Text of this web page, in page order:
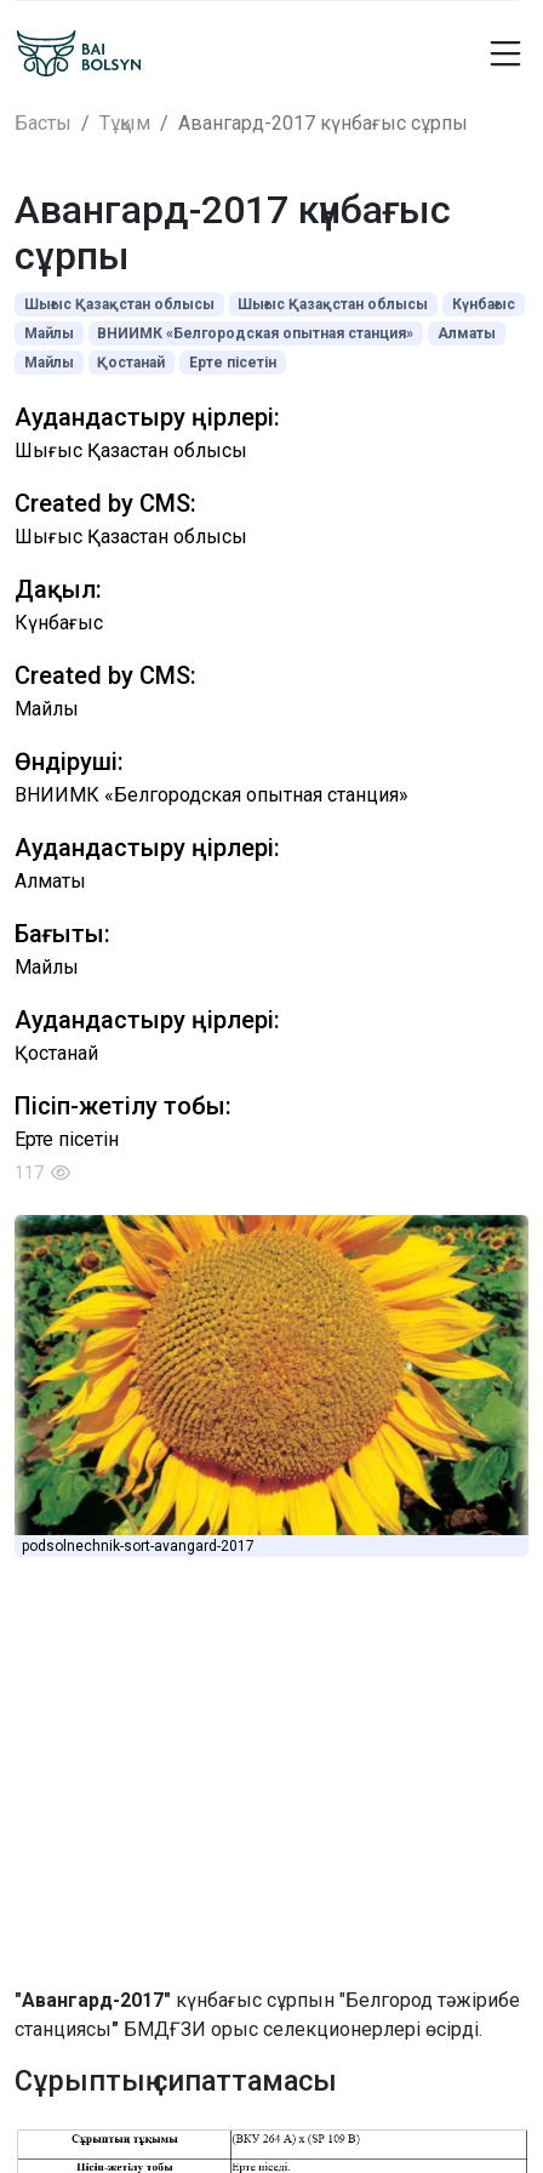
Басты Тұқым Авангард-2017 күнбағыс cұрпы
Авангард-2017 күнбағыс
cұрпы
Шығыс Қазақстан облысы Шығыс Қазақстан облысы
Күнбағыс
Майлы
ВНИИМК «Белгородская опытная станция»
Алматы
Майлы
Қостанай Ерте пісетін
Аудандастыру өңірлері:
Шығыс Қазақстан облысы
Created by CMS:
Шығыс Қазақстан облысы
Дақыл:
Күнбағыс
Created by CMS:
Майлы
Өндіруші:
ВНИИМК «Белгородская опытная станция»
Аудандастыру өңірлері:
Алматы
Бағыты:
Майлы
Аудандастыру өңірлері:
Қостанай
Пісіп-жетілу тобы:
Ерте пісетін
117
podsolnechnik-sort-avangard-2017
"Авангард-2017" күнбағыс сұрпын "Белгород тәжірибе
станциясы" БМДҒЗИ орыс селекционерлері өсірді.
Сұрыптың сипаттамасы